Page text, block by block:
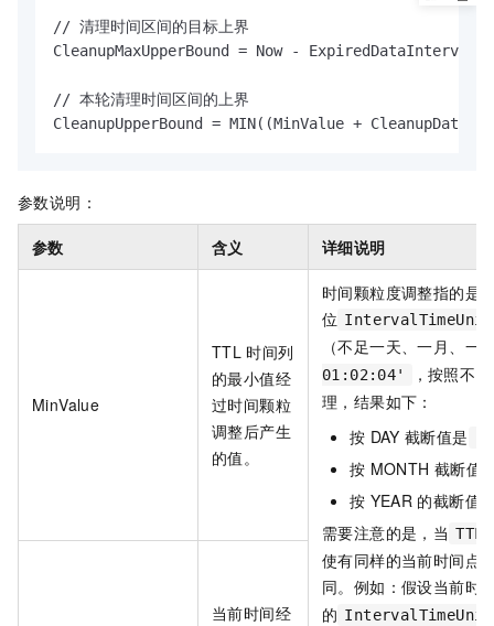
// 清理时间区间的目标上界
CleanupMaxUpperBound = Now - ExpiredDataInterval
// 本轮清理时间区间的上界
CleanupUpperBound = MIN((MinValue +
参数说明：
参数 含义 详细说明
MinValue
TTL 时间列
的最小值经
过时间颗粒
调整后产生
的值。
时间颗粒度调整指的是
位 IntervalTimeUnit
（不足一天、一月、一
01:02:04'
，按照不
理，结果如下：
按 DAY 截断值是
按 MONTH 截断值
按 YEAR 的截断值
需要注意的是，当
使有同样的当前时间点
同。例如：假设当前时
的 IntervalTimeUnit
当前时间经